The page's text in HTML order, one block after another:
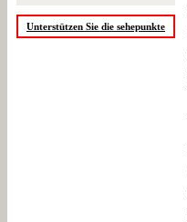
Unterstützen Sie die sehepunkte